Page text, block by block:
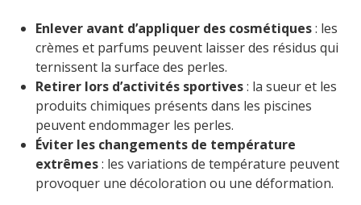
Enlever avant d’appliquer des cosmétiques: les
crèmes et parfums peuvent laisser des résidus qui
ternissent la surface des perles.
Retirer lors d’activités sportives: la sueur et les
produits chimiques présents dans les piscines
peuvent endommager les perles.
Éviter les changements de température
extrêmes: les variations de température peuvent
provoquer une décoloration ou une déformation.